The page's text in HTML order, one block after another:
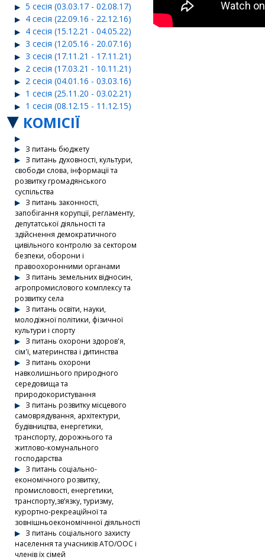
5 сесія (03.03.17 - 02.08.17)
4 сесія (22.09.16 - 22.12.16)
4 сесія (15.12.21 - 04.05.22)
3 сесія (12.05.16 - 20.07.16)
3 сесія (17.11.21 - 17.11.21)
2 сесія (17.03.21 - 10.11.21)
2 сесія (04.01.16 - 03.03.16)
1 сесія (25.11.20 - 03.02.21)
1 сесія (08.12.15 - 11.12.15)
КОМІСІЇ
З питань бюджету
З питань духовності, культури,
свободи слова, інформації та
розвитку громадянського
суспільства
З питань законності,
запобігання корупції, регламенту,
депутатської діяльності та
здійснення демократичного
цивільного контролю за сектором
безпеки, оборони і
правоохоронними органами
З питань земельних відносин,
агропромислового комплексу та
розвитку села
З питань освіти, науки,
молодіжної політики, фізичної
культури і спорту
З питань охорони здоров'я,
сім'ї, материнства і дитинства
З питань охорони
навколишнього природного
середовища та
природокористування
З питань розвитку місцевого
самоврядування, архітектури,
будівництва, енергетики,
транспорту, дорожнього та
житлово-комунального
господарства
З питань соціально-
економічного розвитку,
промисловості, енергетики,
транспорту,зв’язку, туризму,
курортно-рекреаційної та
зовнішньоекономічнної діяльності
З питань соціального захисту
населення та учасників АТО/ООС і
членів їх сімей